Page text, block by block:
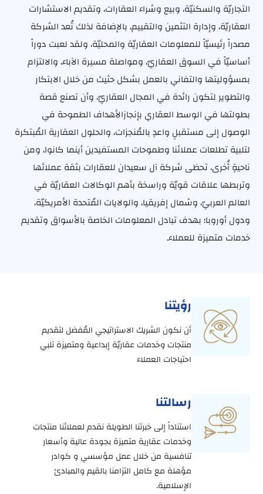
التجاريّة والسكنيّة، وبيع وشراء العقارات، وتقديم الاستشارات
العقاريّة، وإدارة التثمين والتقييم، بالإضافة لذلك تُعد الشركة
مصدراً رئيسيّاً للمعلومات العقاريّة والمحليّة، ولقد لعبت دوراً
أساسيّاً في السوق العقاريّ، ومواصلة مسيرة الآباء، والالتزام
بمسؤوليتها والتفاني بالعمل بشكل حثيث من خلال الابتكار
والتطوير لتكون رائدة في المجال العقاريّ، وأن تصنع قصة
بطولتها في الوسط العقاري بإنجازالأهداف الطموحة في
الوصول إلى مستقبلٍ واعدٍ بالمُنجزات، والحلول العقارية المُبتكرة
لتلبية تطلعات عملائنا وطموحات المستفيدين أينما كانوا، ومن
ناحيةٍ أُخرى، تحظى شركة آل سعيدان للعقارات بثقة عملائها
وتربطها علاقات قويّة وراسخة بأهم الوكالات العقاريّة في
العالم العربيّ، وشمال إفريقيا، والولايات المُتحدة الأمريكيّة،
ودول أوروبا؛ بهدف تبادل المعلومات الخاصة بالأسواق وتقديم
خدمات متميزة للعملاء.
رؤيتنا
أن نكون الشريك الاستراتيجي المُفضل لتقديم
منتجات وخدمات عقاريّة إبداعية ومتميزة تلبي
احتياجات العملاء
رسالتنا
استناداً إلى خبرتنا الطويلة نقدم لعملائنا منتجات
وخدمات عقارية متميزة بجودة عالية وأسعار
تنافسية من خلال عمل مؤسسي و كوادر
مؤهلة مع كامل التزامنا بالقيم والمبادئ
الإسلامية.